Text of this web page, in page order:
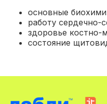
основные
работу сердечно-
здоровье
состояние